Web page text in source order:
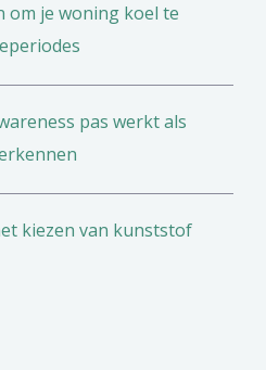
om je woning koel te
pas werkt als
kiezen van kunststof